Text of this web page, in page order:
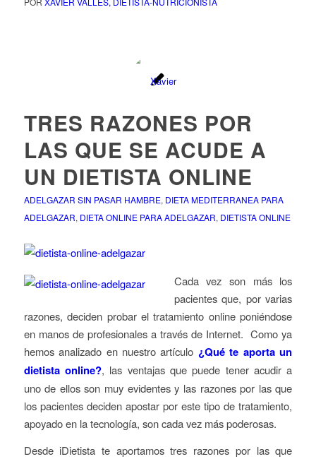
TRES RAZONES POR
LAS QUE SE ACUDE A
UN DIETISTA ONLINE
ADELGAZAR SIN PASAR HAMBRE, DIETA MEDITERRANEA PARA
ADELGAZAR, DIETA ONLINE PARA ADELGAZAR, DIETISTA ONLINE
Cada vez son más los
pacientes que, por varias
razones, deciden probar el tratamiento online poniéndose
en manos de profesionales a través de Internet. Como ya
hemos analizado en nuestro artículo ¿Qué te aporta un
dietista online?, las ventajas que puede tener acudir a
uno de ellos son muy evidentes y las razones por las que
los pacientes deciden apostar por este tipo de tratamiento,
apoyado en la tecnología, son cada vez más poderosas.
Desde iDietista te aportamos tres razones por las que